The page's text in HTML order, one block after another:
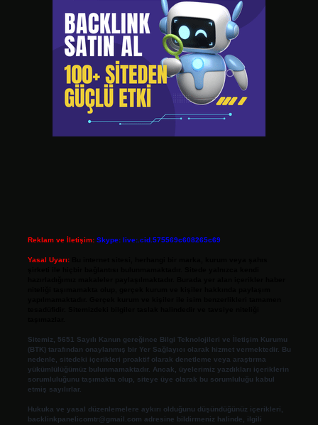
Reklam ve İletişim: Skype: live:.cid.575569c608265c69
Yasal Uyarı:
Sitemiz, 5651 Sayılı Kanun gereğince Bilgi Teknolojileri ve İletişim Kurumu
(BTK) tarafından onaylanmış bir Yer Sağlayıcı olarak hizmet vermektedir. Bu
nedenle, sitedeki içerikleri proaktif olarak denetleme veya araştırma
yükümlülüğümüz bulunmamaktadır. Ancak, üyelerimiz yazdıkları içeriklerin
sorumluluğunu taşımakta olup, siteye üye olarak bu sorumluluğu kabul
etmiş sayılırlar.
Hukuka ve yasal düzenlemelere aykırı olduğunu düşündüğünüz içerikleri,
backlinkpanelicomtr@gmail.com adresine bildirmeniz halinde, ilgili